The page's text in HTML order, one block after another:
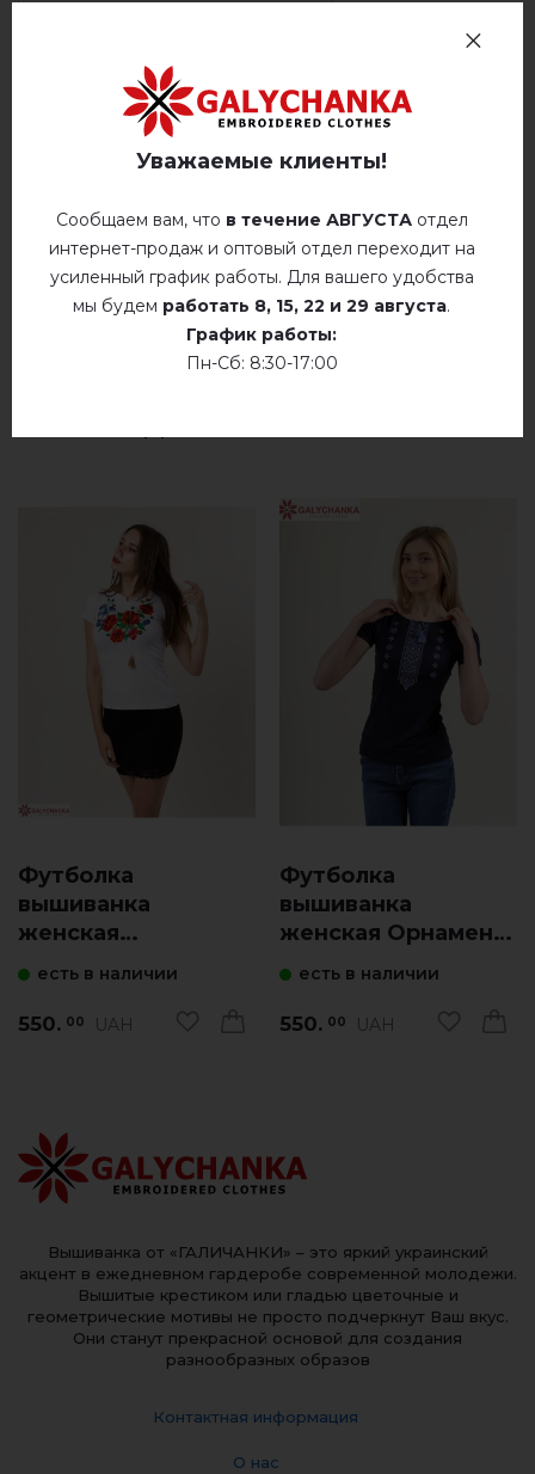
ОТЗЫВЫ О МАРСЕЛЬ (СИНЯЯ)
добавьте свой отзыв о Марсель (синяя)
Футболка
вышиванка
женская
(белая)
есть в наличии
550. 00 UAH
Футболка
вышиванка
женская Орнамент
есть в наличии
550. 00 UAH
Ручная стирка до 40° C
гладить при температуре 110° C
Сухая чистка
Сушить у розложенном виде
Сушить розвешенной
Вышиванка от «ГАЛИЧАНКИ» – это яркий украинский
акцент в ежедневном гардеробе современной молодежи.
Вышитые крестиком или гладью цветочные и
геометрические мотивы не просто подчеркнут Ваш вкус.
Они станут прекрасной основой для создания
разнообразных образов
Контактная информация
О нас
Уважаемые клиенты!
Сообщаем вам, что в течение АВГУСТАотдел
интернет-продаж и оптовый отдел переходит на
усиленный график работы. Для вашего удобства
мы будем работать 8, 15, 22 и 29 августа.
График работы:
Пн-Сб: 8:30-17:00